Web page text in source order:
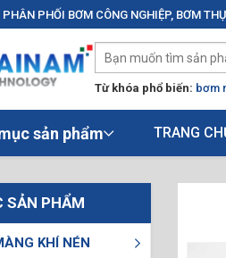
PHỐI BƠM CÔNG NGHIỆP, BƠM
Từ khóa phổ biến: bơm
sản phẩm TRANG
SẢN PHẨM
KHÍ NÉN